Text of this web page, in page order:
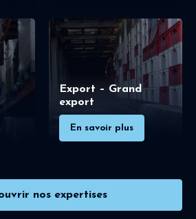
Export – Grand
export
En savoir plus
nos expertises